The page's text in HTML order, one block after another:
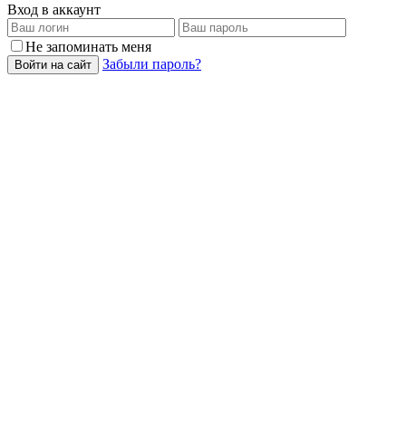
Вход в аккаунт
Не запоминать меня
Войти на сайт Забыли пароль?